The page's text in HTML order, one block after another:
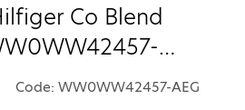
Co Blend
Code: WW0WW42457-AEG